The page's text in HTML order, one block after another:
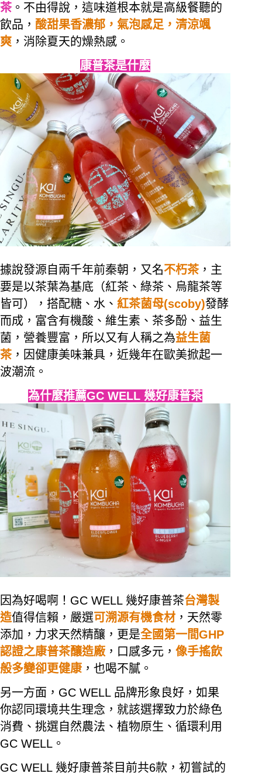
茶。不由得說，這味道根本就是高級餐聽的
飲品， 酸甜果香濃郁，氣泡感足，清涼颯
爽 ，消除夏天的燥熱感。
康普茶是什麼
據說發源自兩千年前秦朝，又名不朽茶，主
要是以茶葉為基底（紅茶、綠茶、烏龍茶等
皆可），搭配糖、水、 紅茶菌母(scoby)發酵
而成，富含有機酸、維生素、茶多酚、益生
菌，營養豐富，所以又有人稱之為益生菌
茶，因健康美味兼具，近幾年在歐美掀起一
波潮流。
為什麼推薦GC WELL 幾好康普茶
因為好喝啊！ GC WELL 幾好康普茶台灣製
造值得信賴，嚴選可溯源有機食材 ，天然零
添加，力求天然精釀，更是全國第一間GHP
認證之康普茶釀造廠 ，口感多元， 像手搖飲
般多變卻更健康 ，也喝不膩。
另一方面， GC WELL 品牌形象良好，如果
你認同環境共生理念，就該選擇致力於綠色
消費、挑選自然農法、植物原生、循環利用
GC WELL 。
GC WELL 幾好康普茶目前共6款，初嘗試的